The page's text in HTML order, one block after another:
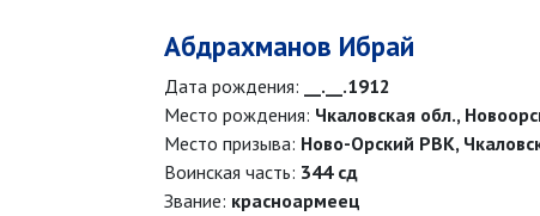
Абдрахманов Ибрай
Дата рождения:
__.__.1912
Место рождения: Чкаловская обл.,
Место призыва: Ново-Орский РВК,
Воинская часть: 344 сд
Звание: красноармеец